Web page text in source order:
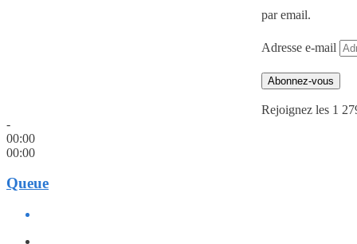
par email.
Adresse e-mail
Abonnez-vous
Rejoignez les 1
-
00:00
00:00
Queue